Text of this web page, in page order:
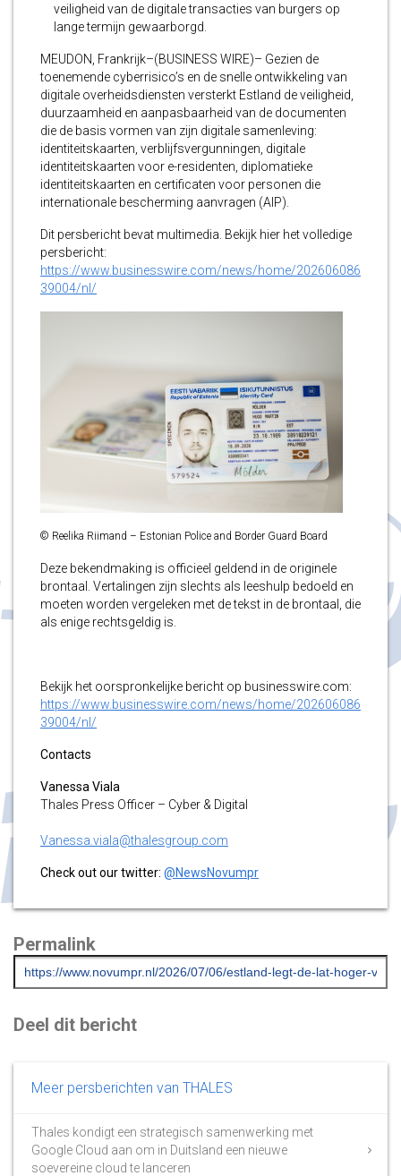
veiligheid van de digitale transacties van burgers op
lange termijn gewaarborgd.
MEUDON, Frankrijk–(BUSINESS WIRE)– Gezien de
toenemende cyberrisico’s en de snelle ontwikkeling van
digitale overheidsdiensten versterkt Estland de veiligheid,
duurzaamheid en aanpasbaarheid van de documenten
die de basis vormen van zijn digitale samenleving:
identiteitskaarten, verblijfsvergunningen, digitale
identiteitskaarten voor e-residenten, diplomatieke
identiteitskaarten en certificaten voor personen die
internationale bescherming aanvragen (AIP).
Dit persbericht bevat multimedia. Bekijk hier het volledige
persbericht:
https://www.businesswire.com/news/home/202606086
39004/nl/
© Reelika Riimand – Estonian Police and Border Guard Board
Deze bekendmaking is officieel geldend in de originele
brontaal. Vertalingen zijn slechts als leeshulp bedoeld en
moeten worden vergeleken met de tekst in de brontaal, die
als enige rechtsgeldig is.
Bekijk het oorspronkelijke bericht op businesswire.com:
https://www.businesswire.com/news/home/202606086
39004/nl/
Contacts
Vanessa Viala
Thales Press Officer – Cyber & Digital
Vanessa.viala@thalesgroup.com
Check out our twitter: @NewsNovumpr
Permalink
Deel dit bericht
Meer persberichten van THALES
Thales kondigt een strategisch samenwerking met
Google Cloud aan om in Duitsland een nieuwe
soevereine cloud te lanceren